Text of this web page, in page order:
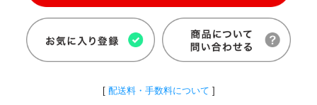
[ 配送料・手数料について ]